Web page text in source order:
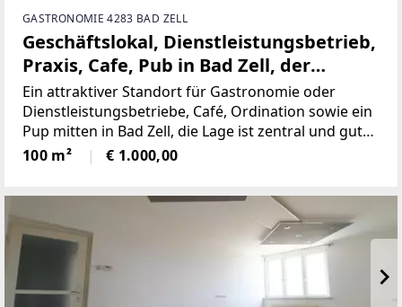
GASTRONOMIE 4283 BAD ZELL
Geschäftslokal, Dienstleistungsbetrieb,
Praxis, Cafe, Pub in Bad Zell, der
Treffpunkt für gute Stimmung
Ein attraktiver Standort für Gastronomie oder
Dienstleistungsbetriebe, Café, Ordination sowie ein
Pup mitten in Bad Zell, die Lage ist zentral und gut
frequentiert. Objektbeschreibung:Diese vielseitig
nutzbare Gewerbefläche im charmanten
100 m² € 1.000,00